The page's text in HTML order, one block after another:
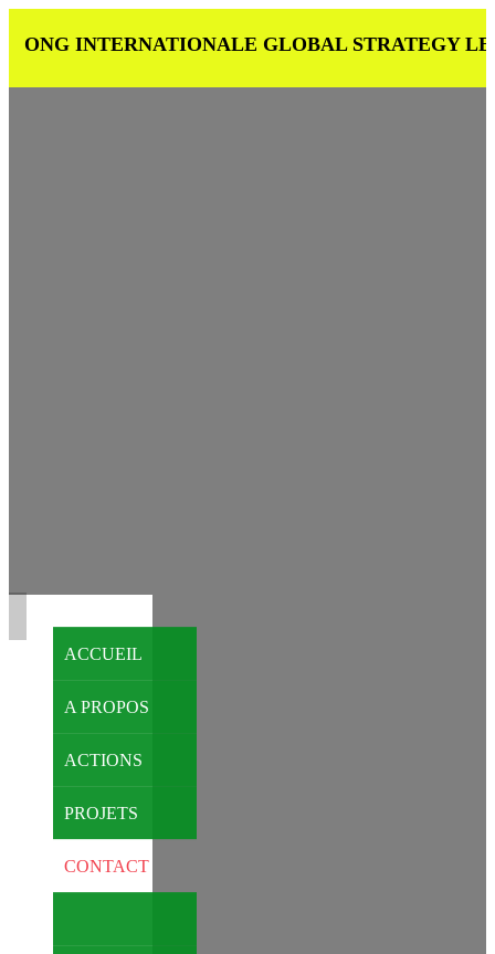
ONG INTERNATIONALE GLOBAL STRATEGY
ACCUEIL
A PROPOS
ACTIONS
PROJETS
CONTACT